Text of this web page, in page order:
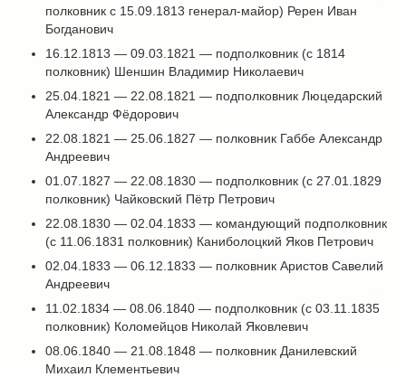
полковник с 15.09.1813 генерал-майор) Ререн Иван
Богданович
16.12.1813 — 09.03.1821 — подполковник (с 1814
полковник) Шеншин Владимир Николаевич
25.04.1821 — 22.08.1821 — подполковник Люцедарский
Александр Фёдорович
22.08.1821 — 25.06.1827 — полковник Габбе Александр
Андреевич
01.07.1827 — 22.08.1830 — подполковник (с 27.01.1829
полковник) Чайковский Пётр Петрович
22.08.1830 — 02.04.1833 — командующий подполковник
(с 11.06.1831 полковник) Каниболоцкий Яков Петрович
02.04.1833 — 06.12.1833 — полковник Аристов Савелий
Андреевич
11.02.1834 — 08.06.1840 — подполковник (с 03.11.1835
полковник) Коломейцов Николай Яковлевич
08.06.1840 — 21.08.1848 — полковник Данилевский
Михаил Клементьевич